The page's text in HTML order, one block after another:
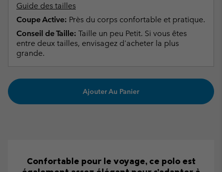
Guide des tailles
Coupe Active: Près du corps confortable et pratique.
Conseil de Taille: Taille un peu Petit. Si vous êtes
entre deux tailles, envisagez d'acheter la plus
grande.
Ajouter Au Panier
Confortable pour le voyage, ce polo est